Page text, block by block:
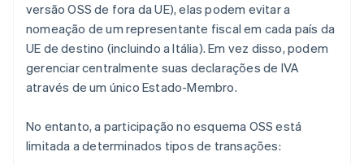
versão OSS de fora da UE), elas podem evitar a
nomeação de um representante fiscal em cada país da
UE de destino (incluindo a Itália). Em vez disso, podem
gerenciar centralmente suas declarações de IVA
através de um único Estado-Membro.
No entanto, a participação no esquema OSS está
limitada a determinados tipos de transações: